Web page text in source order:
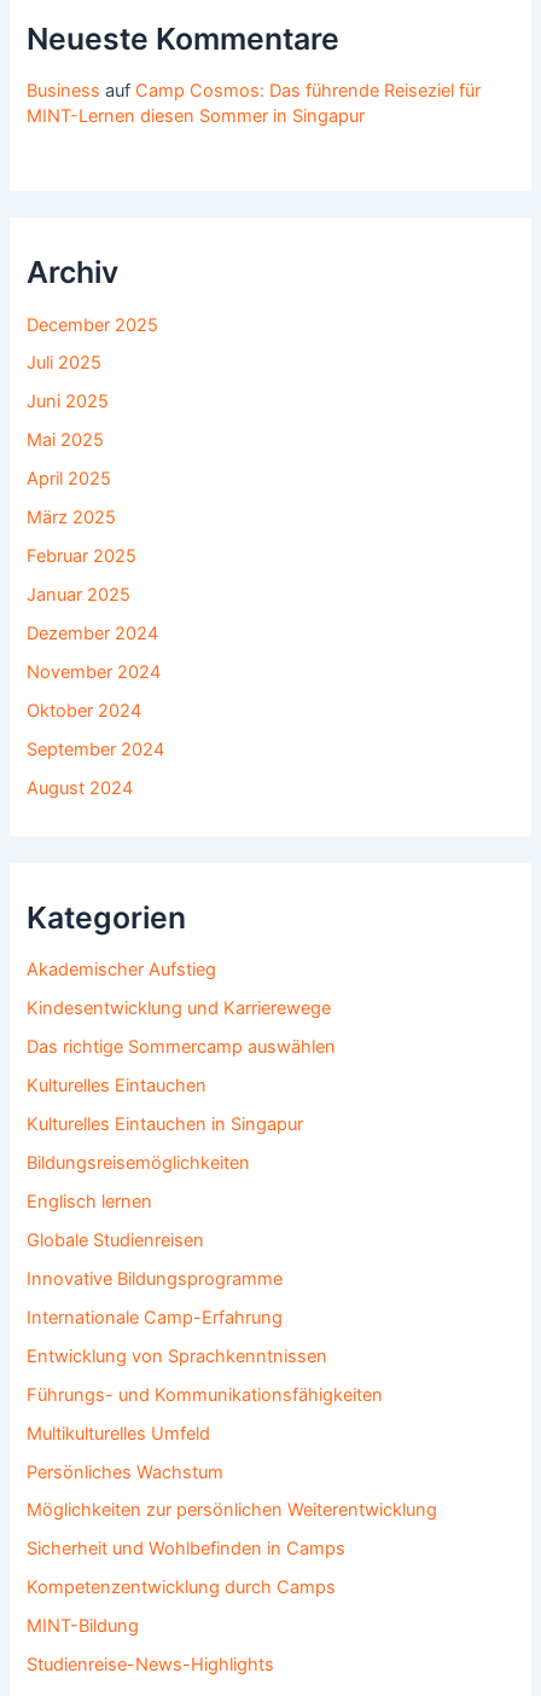
Neueste Kommentare
Business auf Camp Cosmos: Das führende Reiseziel für
MINT-Lernen diesen Sommer in Singapur
Archiv
December 2025
Juli 2025
Juni 2025
Mai 2025
April 2025
März 2025
Februar 2025
Januar 2025
Dezember 2024
November 2024
Oktober 2024
September 2024
August 2024
Kategorien
Akademischer Aufstieg
Kindesentwicklung und Karrierewege
Das richtige Sommercamp auswählen
Kulturelles Eintauchen
Kulturelles Eintauchen in Singapur
Bildungsreisemöglichkeiten
Englisch lernen
Globale Studienreisen
Innovative Bildungsprogramme
Internationale Camp-Erfahrung
Entwicklung von Sprachkenntnissen
Führungs- und Kommunikationsfähigkeiten
Multikulturelles Umfeld
Persönliches Wachstum
Möglichkeiten zur persönlichen Weiterentwicklung
Sicherheit und Wohlbefinden in Camps
Kompetenzentwicklung durch Camps
MINT-Bildung
Studienreise-News-Highlights